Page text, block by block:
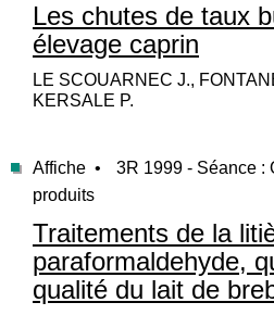
Les chutes de taux
élevage caprin
LE SCOUARNEC J.,
KERSALE P.
Affiche •
3R 1999 - Séance :
produits
Traitements de la
paraformaldehyde,
qualité du lait de